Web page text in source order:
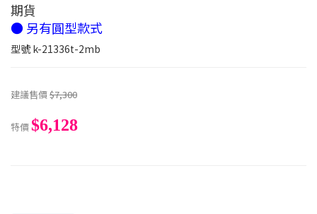
期貨
● 另有圓型款式
型號k-21336t-2mb
建議售價$7,300
特價$6,128